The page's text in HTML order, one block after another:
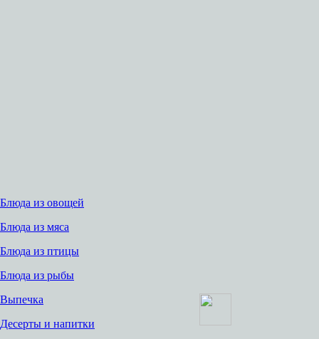
Блюда из овощей
Блюда из мяса
Блюда из птицы
Блюда из рыбы
Выпечка
Десерты и напитки